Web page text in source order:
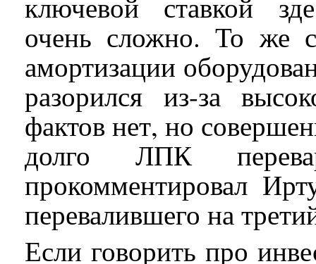
очень сложно. То же
амортизации
разорился из-за
фактов нет, но
долго ЛПК
прокомментировал
перевалившего на
Если говорить про